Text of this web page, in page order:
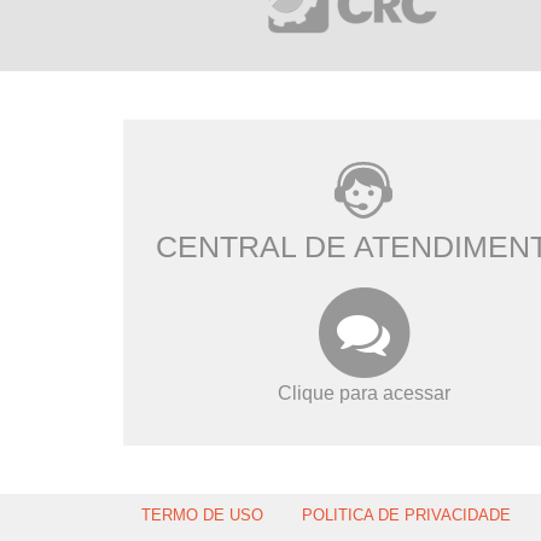
CENTRAL DE
Clique para acessar
TERMO DE USO POLITICA DE PRIVACIDADE